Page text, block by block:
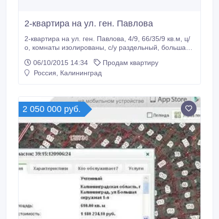
2-квартира на ул. ген. Павлова
2-квартира на ул. ген. Павлова, 4/9, 66/35/9 кв.м, ц/
о, комнаты изолированы, с/у раздельный, большая
34-05, Марина.
06/10/2015 14:34
Продам квартиру
Россия, Калининград
2 050 000 руб.